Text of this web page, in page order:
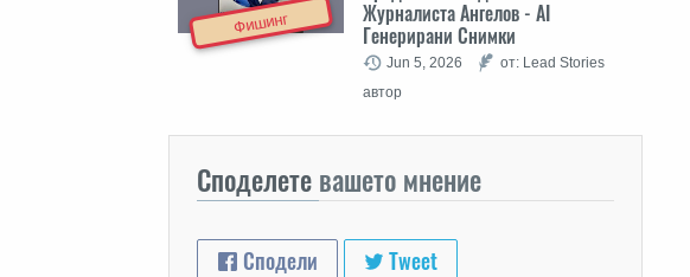
Фишинг Журналиста Ангелов - AI
Генерирани Снимки
Jun 5, 2026
от: Lead Stories
автор
Споделете вашето мнение
Сподели Tweet